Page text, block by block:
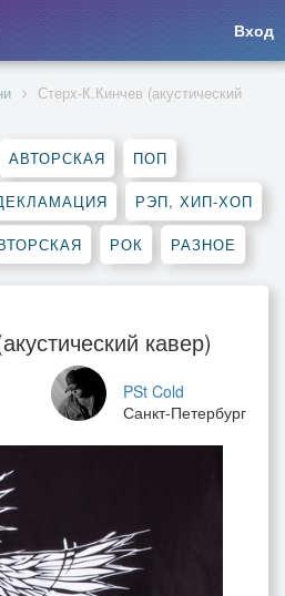
Вход
Стерх-К.Кинчев (акустический
АВТОРСКАЯ ПОП
РЭП, ХИП-ХОП
РОК РАЗНОЕ
кавер)
PSt Cold
Санкт-Петербург